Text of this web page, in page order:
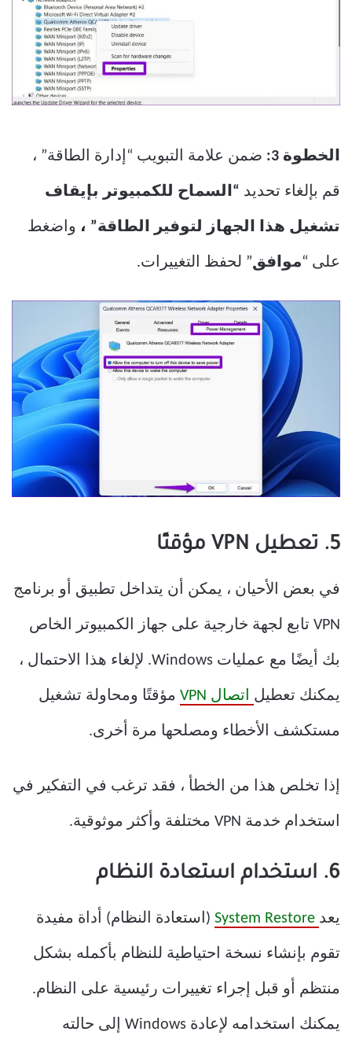
الخطوة 3: ضمن علامة التبويب “إدارة الطاقة” ،
قم بإلغاء تحديد “السماح للكمبيوتر بإيقاف
تشغيل هذا الجهاز لتوفير الطاقة” ، واضغط
على “موافق” لحفظ التغييرات.
5. تعطيل VPN مؤقتًا
في بعض الأحيان ، يمكن أن يتداخل تطبيق أو برنامج
VPN تابع لجهة خارجية على جهاز الكمبيوتر الخاص
بك أيضًا مع عمليات Windows. لإلغاء هذا الاحتمال ،
يمكنك تعطيل اتصال VPN مؤقتًا ومحاولة تشغيل
مستكشف الأخطاء ومصلحها مرة أخرى.
إذا تخلص هذا من الخطأ ، فقد ترغب في التفكير في
استخدام خدمة VPN مختلفة وأكثر موثوقية.
6. استخدام استعادة النظام
يعد (استعادة النظام) أداة مفيدة
تقوم بإنشاء نسخة احتياطية للنظام بأكمله بشكل
منتظم أو قبل إجراء تغييرات رئيسية على النظام.
يمكنك استخدامه لإعادة Windows إلى حالته